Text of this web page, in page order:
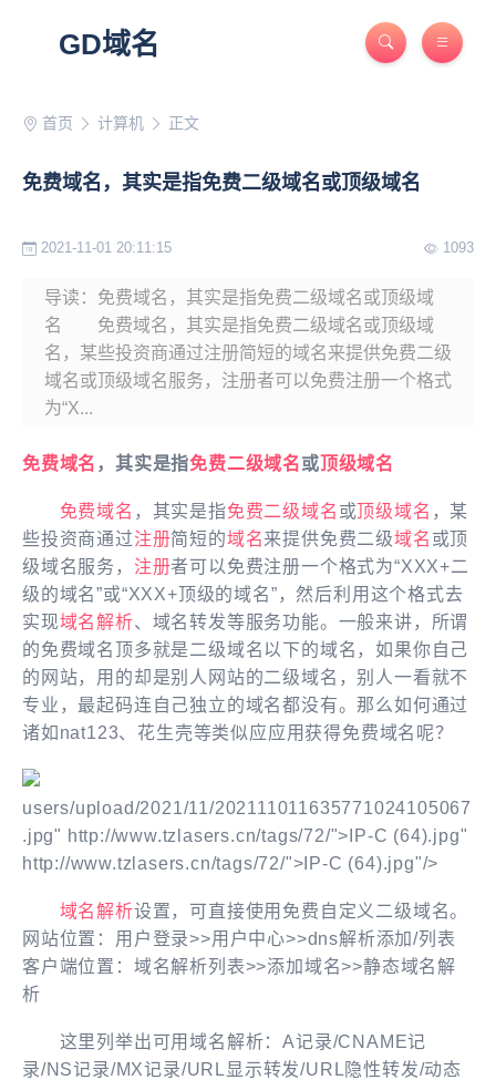
GD域名
首页 计算机 正文
免费域名，其实是指免费二级域名或顶级域名
2021-11-01 20:11:15 1093
导读：免费域名，其实是指免费二级域名或顶级域
名 免费域名，其实是指免费二级域名或顶级域
名，某些投资商通过注册简短的域名来提供免费二级
域名或顶级域名服务，注册者可以免费注册一个格式
为“X...
免费域名 ，其实是指免费二级域名或顶级域名
免费域名 ，其实是指免费二级域名 或顶级域名 ，某
些投资商通过注册简短的域名来提供免费二级域名 或顶
级域名服务， 注册者可以免费注册一个格式为“XXX+二
级的域名”或“XXX+顶级的域名”，然后利用这个格式去
实现域名解析、域名转发等服务功能。一般来讲，所谓
的免费域名顶多就是二级域名以下的域名，如果你自己
的网站，用的却是别人网站的二级域名，别人一看就不
专业，最起码连自己独立的域名都没有。那么如何通过
诸如nat123、花生壳等类似应应用获得免费域名呢？
users/upload/2021/11/202111011635771024105067
.jpg" http://www.tzlasers.cn/tags/72/">IP-C (64).jpg"
http://www.tzlasers.cn/tags/72/">IP-C (64).jpg"/>
域名解析设置，可直接使用免费自定义二级域名。
网站位置：用户登录>>用户中心>>dns解析添加/列表
客户端位置：域名解析列表>>添加域名>>静态域名解
析
这里列举出可用域名解析：A记录/CNAME记
录/NS记录/MX记录/URL显示转发/URL隐性转发/动态